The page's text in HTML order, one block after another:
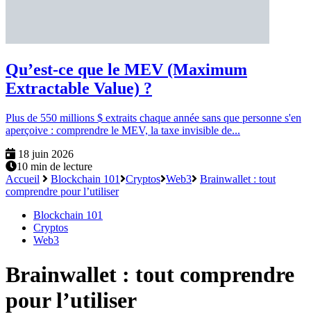
Qu’est-ce que le MEV (Maximum
Extractable Value) ?
Plus de 550 millions $ extraits chaque année sans que personne s'en
aperçoive : comprendre le MEV, la taxe invisible de...
18 juin 2026
10 min de lecture
Accueil
Blockchain 101 Cryptos Web3
Brainwallet : tout
comprendre pour l’utiliser
Blockchain 101
Cryptos
Web3
Brainwallet : tout comprendre
pour l’utiliser